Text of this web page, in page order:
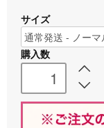
サイズ
購入数